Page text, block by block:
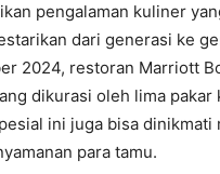
pengalaman kuliner
dari generasi ke
2024, restoran Marriott
dikurasi oleh lima
ini juga bisa
para tamu.